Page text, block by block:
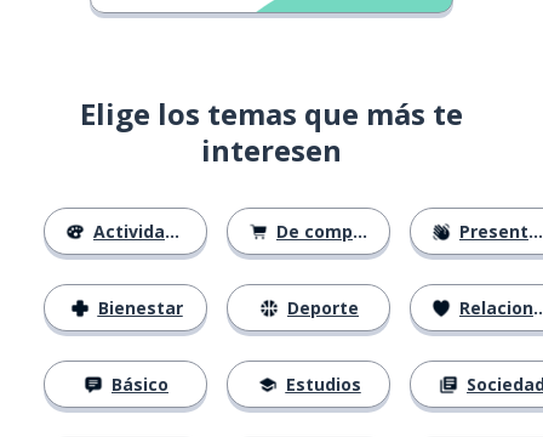
Elige los temas que más te
interesen
Actividades
Bienestar
Básico
De compras
Deporte
Estudios
Presentación
Relaciones